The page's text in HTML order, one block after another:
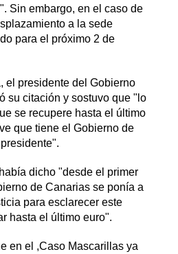
Sin embargo, en el caso de
a la sede
para el próximo 2 de
el presidente del Gobierno
su citación y sostuvo que "lo
se recupere hasta el último
que tiene el Gobierno de
dicho "desde el primer
de Canarias se ponía a
para esclarecer este
hasta el último euro".
en el ,Caso Mascarillas ya